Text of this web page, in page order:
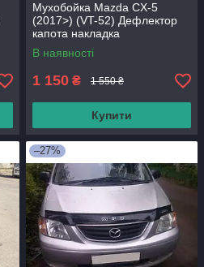
Мухобойка Mazda CX-5
(2017>) (VT-52) Дефлектор
капота накладка
В наявності
1 150 ₴ 1 550 ₴
Купити
–27%